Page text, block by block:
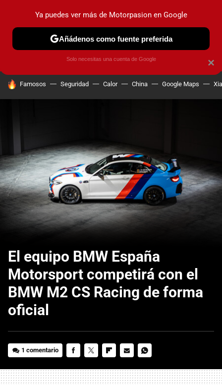
PRUEBAS COCHES ELÉCTRICOS OBSERVATORIO
HOY SE HABLA DE
Famosos Seguridad Calor China Google Maps
El equipo BMW España
Motorsport competirá con el
BMW M2 CS Racing de forma
oficial
1 comentario
MAIL
×
Ya puedes ver más de Motorpasion en Google
Añádenos como fuente preferida
Solo necesitas una cuenta de Google